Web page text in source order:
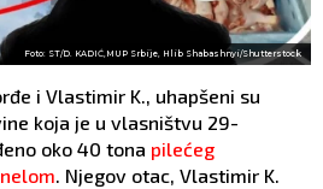
Foto: ST/D. KADIĆ,MUP Srbije, Hlib Shabashnyi/Shutterstock
i Vlastimir K., uhapšeni su
koja je u vlasništvu 29-
oko 40 tona pilećeg
. Njegov otac, Vlastimir K.